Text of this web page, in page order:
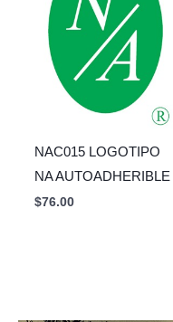
NAC015 LOGOTIPO
NA AUTOADHERIBLE
$76.00